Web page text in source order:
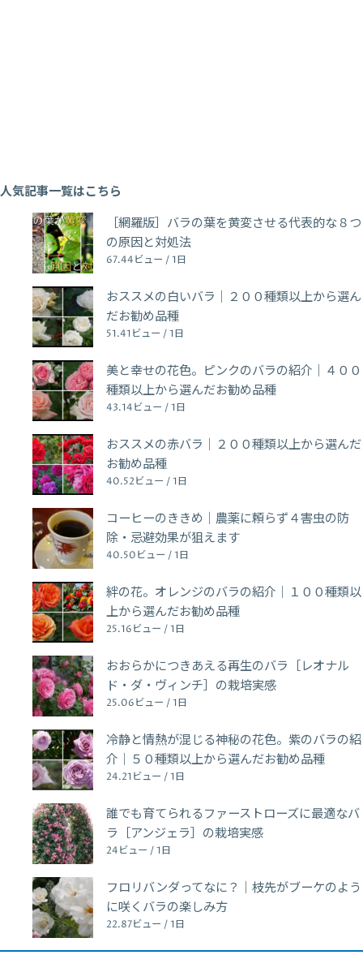
人気記事一覧はこちら
［網羅版］バラの葉を黄変させる代表的な８つ
の原因と対処法
67.44ビュー / 1日
おススメの白いバラ｜２００種類以上から選ん
だお勧め品種
51.41ビュー / 1日
美と幸せの花色。ピンクのバラの紹介｜４００
種類以上から選んだお勧め品種
43.14ビュー / 1日
おススメの赤バラ｜２００種類以上から選んだ
お勧め品種
40.52ビュー / 1日
コーヒーのききめ｜農薬に頼らず４害虫の防
除・忌避効果が狙えます
40.50ビュー / 1日
絆の花。オレンジのバラの紹介｜１００種類以
上から選んだお勧め品種
25.16ビュー / 1日
おおらかにつきあえる再生のバラ［レオナル
ド・ダ・ヴィンチ］の栽培実感
25.06ビュー / 1日
冷静と情熱が混じる神秘の花色。紫のバラの紹
介｜５０種類以上から選んだお勧め品種
24.21ビュー / 1日
誰でも育てられるファーストローズに最適なバ
ラ［アンジェラ］の栽培実感
24ビュー / 1日
フロリバンダってなに？｜枝先がブーケのよう
に咲くバラの楽しみ方
22.87ビュー / 1日